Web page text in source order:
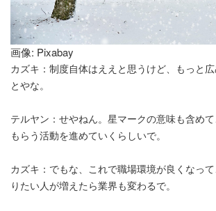
画像: Pixabay
カズキ：制度自体はええと思うけど、もっと
とやな。
テルヤン：せやねん。星マークの意味も含め
もらう活動を進めていくらしいで。
カズキ：でもな、これで職場環境が良くなっ
りたい人が増えたら業界も変わるで。